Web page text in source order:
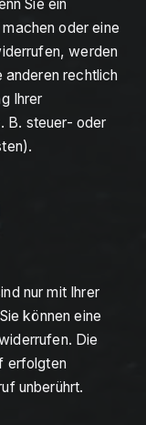
Sie ein
oder eine
werden
rechtlich
Ihrer
B. steuer- oder
nur mit Ihrer
können eine
Die
erfolgten
unberührt.